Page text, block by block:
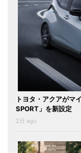
トヨタ・アクアがマ
SPORT」を新設定
2日 ago